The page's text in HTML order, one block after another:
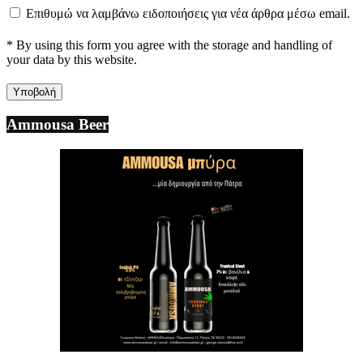
Επιθυμώ να λαμβάνω ειδοποιήσεις για νέα άρθρα μέσω email.
* By using this form you agree with the storage and handling of
your data by this website.
Ammousa Beer